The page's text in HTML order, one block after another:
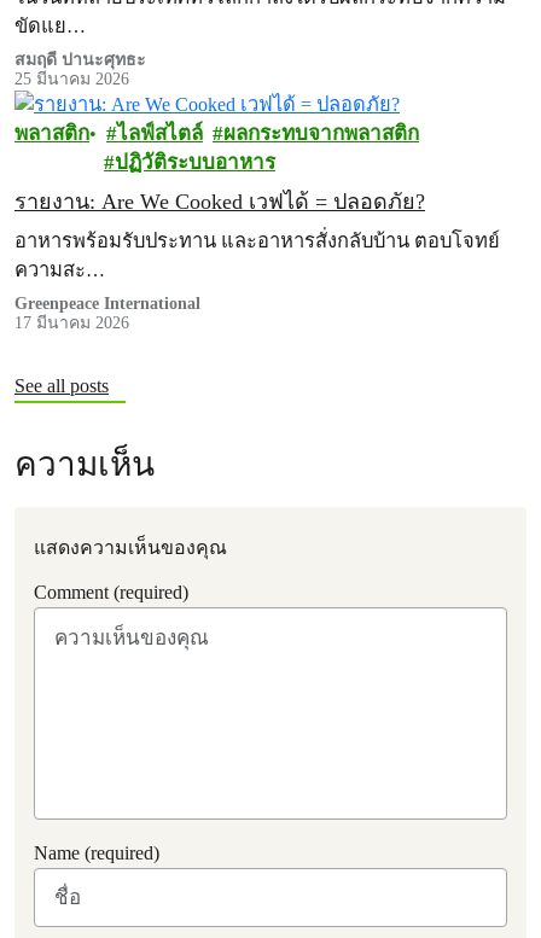
ขัดแย…
สมฤดี ปานะศุทธะ
25 มีนาคม 2026
พลาสติก ไลฟ์สไตล์
ผลกระทบจากพลาสติก
ปฏิวัติระบบอาหาร
รายงาน: Are We Cooked เวฟได้ = ปลอดภัย?
อาหารพร้อมรับประทาน และอาหารสั่งกลับบ้าน ตอบโจทย์
ความสะ…
Greenpeace International
17 มีนาคม 2026
See all posts
ความเห็น
แสดงความเห็นของคุณ
Comment (required)
Name (required)